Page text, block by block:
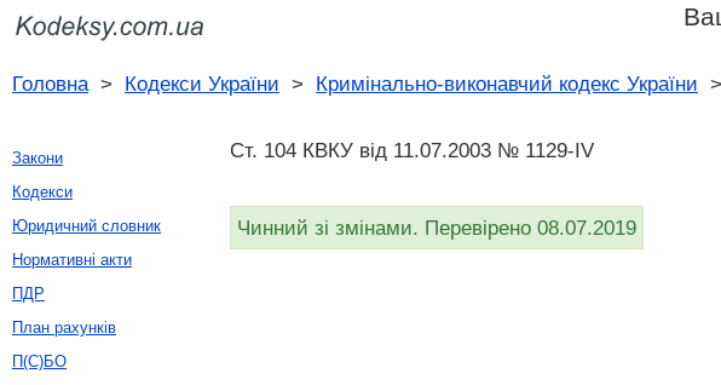
Головна> Кодекси України > Кримінально-виконавчий кодекс України >
Ст. 104 КВКУ від 11.07.2003 № 1129-IV
Чинний зі змінами. Перевірено 08.07.2019
Закони
Кодекси
Юридичний словник
Нормативні акти
ПДР
План рахунків
П(С)БО